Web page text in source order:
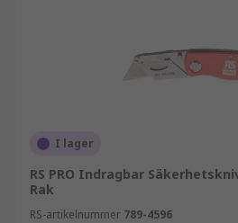
I lager
RS PRO Indragbar
Rak
RS-artikelnummer 789-4596